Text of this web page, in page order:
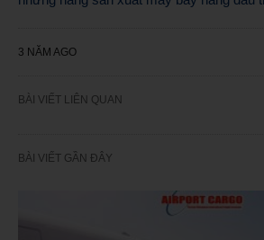
3 NĂM AGO
BÀI VIẾT LIÊN QUAN
BÀI VIẾT GẦN ĐÂY